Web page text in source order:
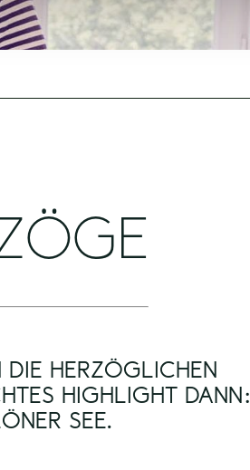
DIE HERZÖGLICHEN
HIGHLIGHT DANN:
SEE.